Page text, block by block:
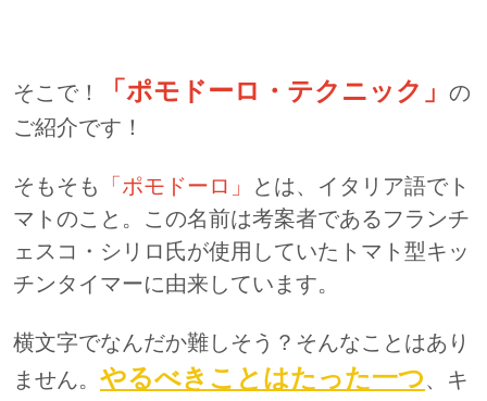
そこで！ 「ポモドーロ・テクニック」 の
ご紹介です！
そもそも 「ポモドーロ」
とは、イタリア語でト
マトのこと。この名前は考案者であるフランチ
ェスコ・シリロ氏が使用していたトマト型キッ
チンタイマーに由来しています。
横文字でなんだか難しそう？そんなことはあり
ません。 やるべきことはたった一つ、キ